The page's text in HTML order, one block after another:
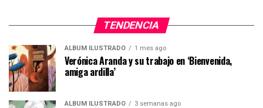
TENDENCIA
ÁLBUM ILUSTRADO 1 mes ago
Verónica Aranda y su trabajo en ‘Bienvenida,
amiga ardilla’
ÁLBUM ILUSTRADO 3 semanas ago